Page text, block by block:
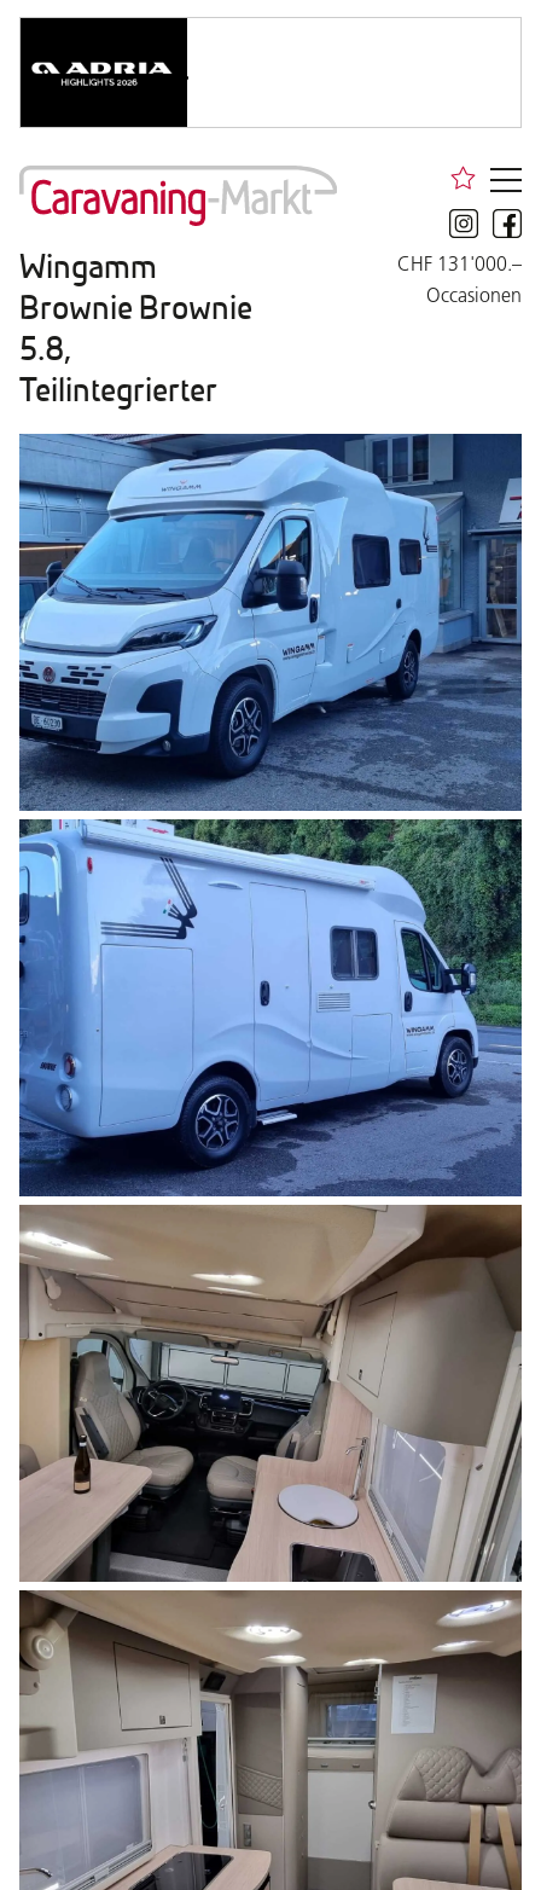
Wingamm
Brownie Brownie
5.8,
Teilintegrierter
CHF 131'000.–
Occasionen